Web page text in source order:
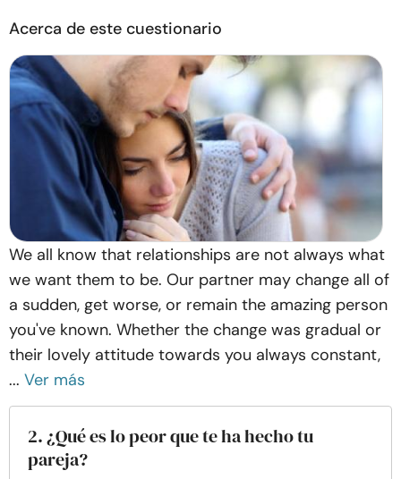
© Copyright 2026. Todos los derechos reservados.
Acerca de este cuestionario
We all know that relationships are not always what
we want them to be. Our partner may change all of
a sudden, get worse, or remain the amazing person
you've known. Whether the change was gradual or
their lovely attitude towards you always constant,
... Ver más
2. ¿Qué es lo peor que te ha hecho tu
pareja?